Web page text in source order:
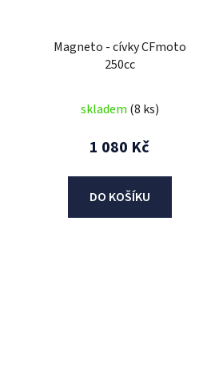
Magneto - cívky CFmoto
250cc
skladem (8 ks)
1 080 Kč
DO KOŠÍKU